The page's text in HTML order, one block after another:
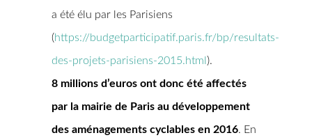
a été élu par les Parisiens
(https://budgetparticipatif.paris.fr/bp/resultats-
des-projets-parisiens-2015.html ).
8 millions d’euros ont donc été affectés
par la mairie de Paris au développement
des aménagements cyclables en 2016. En